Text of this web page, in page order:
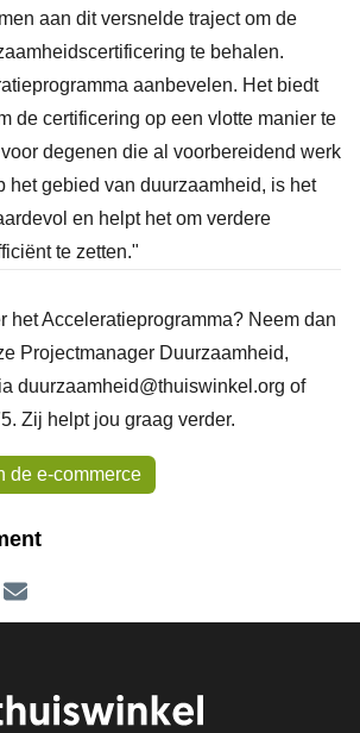
aan dit versnelde traject om de
te behalen.
aanbevelen. Het biedt
de certificering op een vlotte manier te
degenen die al voorbereidend werk
het gebied van duurzaamheid, is het
en helpt het om verdere
te zetten."
het Acceleratieprogramma? Neem dan
Projectmanager Duurzaamheid,
duurzaamheid@thuiswinkel.org of
Zij helpt jou graag verder.
de e-commerce
LinkedIn
op WhatsApp
E-mailadres